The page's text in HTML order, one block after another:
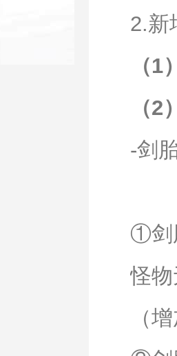
2.新
（
（
-剑
①剑
怪
（